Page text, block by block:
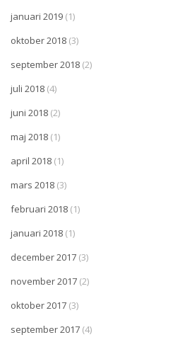
januari 2019 (1)
oktober 2018 (3)
september 2018 (2)
juli 2018 (4)
juni 2018 (2)
maj 2018 (1)
april 2018 (1)
mars 2018 (3)
februari 2018 (1)
januari 2018 (1)
december 2017 (3)
november 2017 (2)
oktober 2017 (3)
september 2017 (4)